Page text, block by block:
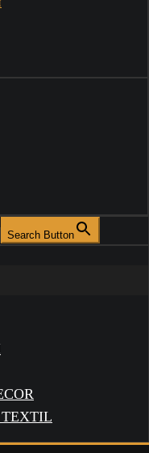
Search Button